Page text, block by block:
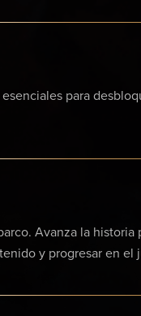
para
Avanza la historia
y progresar en el